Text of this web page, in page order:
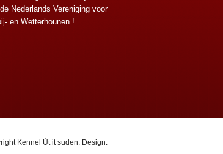
Nederlands Vereniging voor
en Wetterhounen !
Kennel Út it suden. Design: